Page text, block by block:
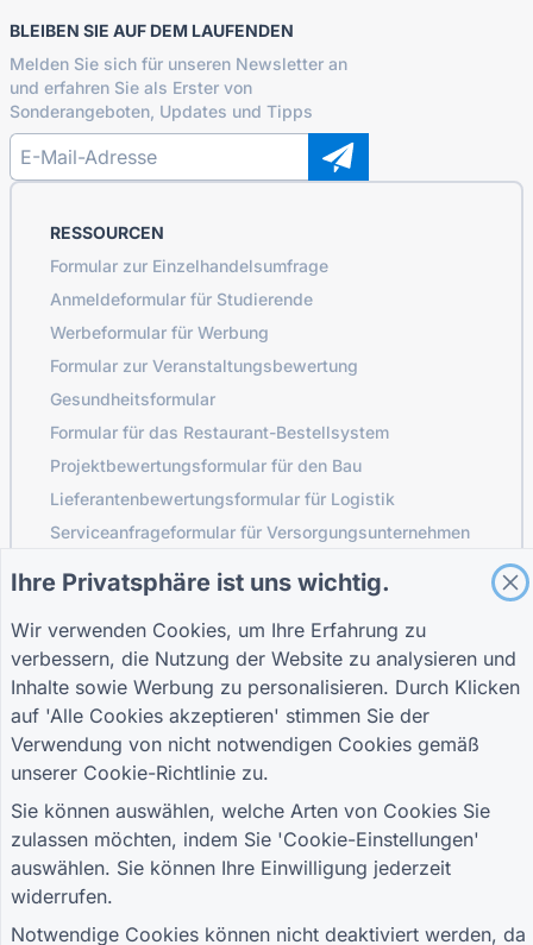
BLEIBEN SIE AUF DEM LAUFENDEN
Melden Sie sich für unseren Newsletter an
und erfahren Sie als Erster von
Sonderangeboten, Updates und Tipps
RESSOURCEN
Formular zur Einzelhandelsumfrage
Anmeldeformular für Studierende
Werbeformular für Werbung
Formular zur Veranstaltungsbewertung
Gesundheitsformular
Formular für das Restaurant-Bestellsystem
Projektbewertungsformular für den Bau
Lieferantenbewertungsformular für Logistik
Serviceanfrageformular für Versorgungsunternehmen
TRETEN SIE DER COMMUNITY BEI
FÜHRER
Hilfecenter
Blog
TIGER FORM
UNTERNEHMEN
Über uns
Kontaktieren Sie uns
BEDINGUNGEN
Bedingungen
Datenschutzrichtlinie
Cookie-Einstellungen
Ihre Privatsphäre ist uns wichtig.
Wir verwenden Cookies, um Ihre Erfahrung zu
verbessern, die Nutzung der Website zu analysieren und
Inhalte sowie Werbung zu personalisieren. Durch Klicken
auf 'Alle Cookies akzeptieren' stimmen Sie der
Verwendung von nicht notwendigen Cookies gemäß
unserer Cookie-Richtlinie zu.
Sie können auswählen, welche Arten von Cookies Sie
zulassen möchten, indem Sie 'Cookie-Einstellungen'
auswählen. Sie können Ihre Einwilligung jederzeit
widerrufen.
Notwendige Cookies können nicht deaktiviert werden, da